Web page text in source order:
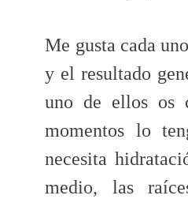
Me gusta cada
y el resultado
uno de ellos os
momentos lo
necesita
medio, las